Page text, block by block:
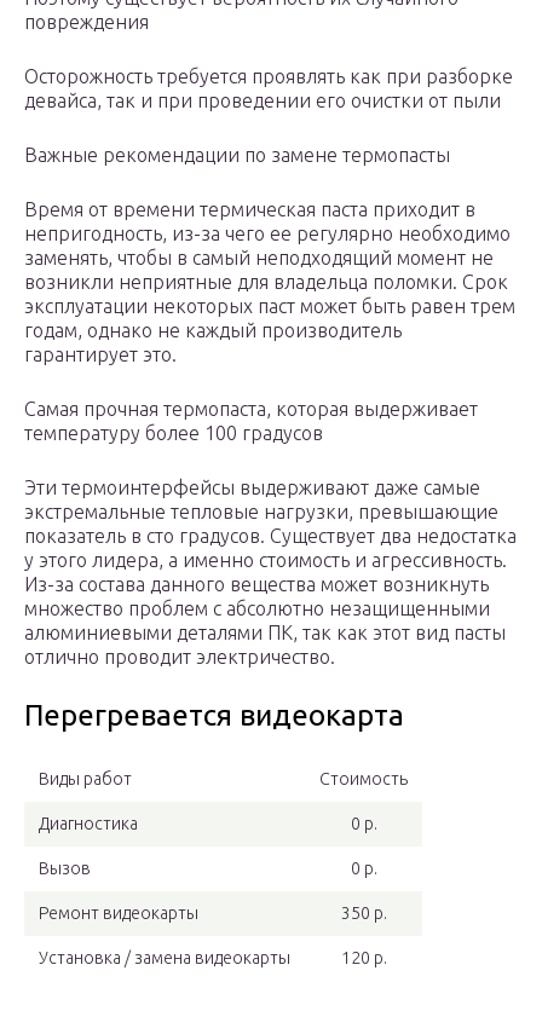
повреждения
Осторожность требуется проявлять как при разборке
девайса, так и при проведении его очистки от пыли
Важные рекомендации по замене термопасты
Время от времени термическая паста приходит в
непригодность, из-за чего ее регулярно необходимо
заменять, чтобы в самый неподходящий момент не
возникли неприятные для владельца поломки. Срок
эксплуатации некоторых паст может быть равен трем
годам, однако не каждый производитель
гарантирует это.
Самая прочная термопаста, которая выдерживает
температуру более 100 градусов
Эти термоинтерфейсы выдерживают даже самые
экстремальные тепловые нагрузки, превышающие
показатель в сто градусов. Существует два недостатка
у этого лидера, а именно стоимость и агрессивность.
Из-за состава данного вещества может возникнуть
множество проблем с абсолютно незащищенными
алюминиевыми деталями ПК, так как этот вид пасты
отлично проводит электричество.
Перегревается видеокарта
Виды работ Стоимость
Диагностика 0 р.
Вызов 0 р.
Ремонт видеокарты 350 р.
Установка / замена видеокарты 120 р.